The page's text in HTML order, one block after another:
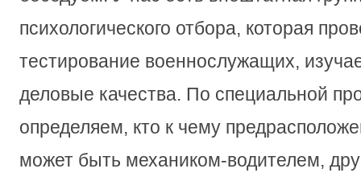
психологического отбора, которая
тестирование военнослужащих,
деловые качества. По специальной
определяем, кто к чему
может быть механиком-водителем,